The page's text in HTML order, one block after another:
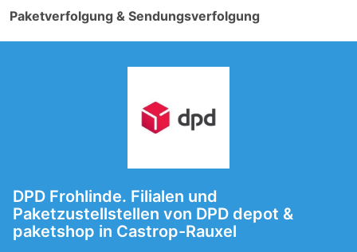
Paketverfolgung & Sendungsverfolgung
DPD Frohlinde. Filialen und
Paketzustellstellen von DPD depot &
paketshop in Castrop-Rauxel